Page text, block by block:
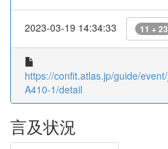
2023-03-19 14:34:33 11 + 23
https://confit.atlas.jp/guide/
A410-1/detail
言及状況